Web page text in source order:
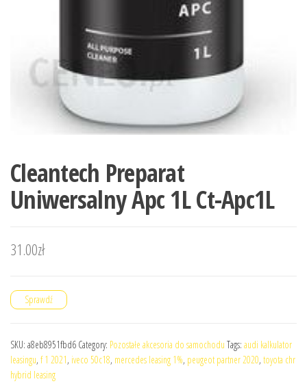
Cleantech Preparat
Uniwersalny Apc 1L Ct-Apc1L
31.00zł
Sprawdź
SKU: a8eb8951fbd6 Category: Pozostałe akcesoria do samochodu Tags: audi kalkulator
leasingu, f 1 2021, iveco 50c18, mercedes leasing 1%, peugeot partner 2020, toyota chr
hybrid leasing